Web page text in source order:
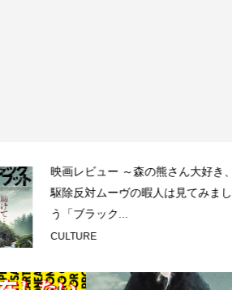
映画レビュー ～森の熊さん大好き、
駆除反対ムーヴの暇人は見てみましょ
う「ブラック...
CULTURE